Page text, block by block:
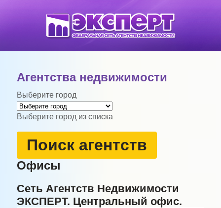
Агентства недвижимости
Выберите город
Выберите город из списка
Поиск агентств
Офисы
Сеть Агентств Недвижимости
ЭКСПЕРТ. Центральный офис.